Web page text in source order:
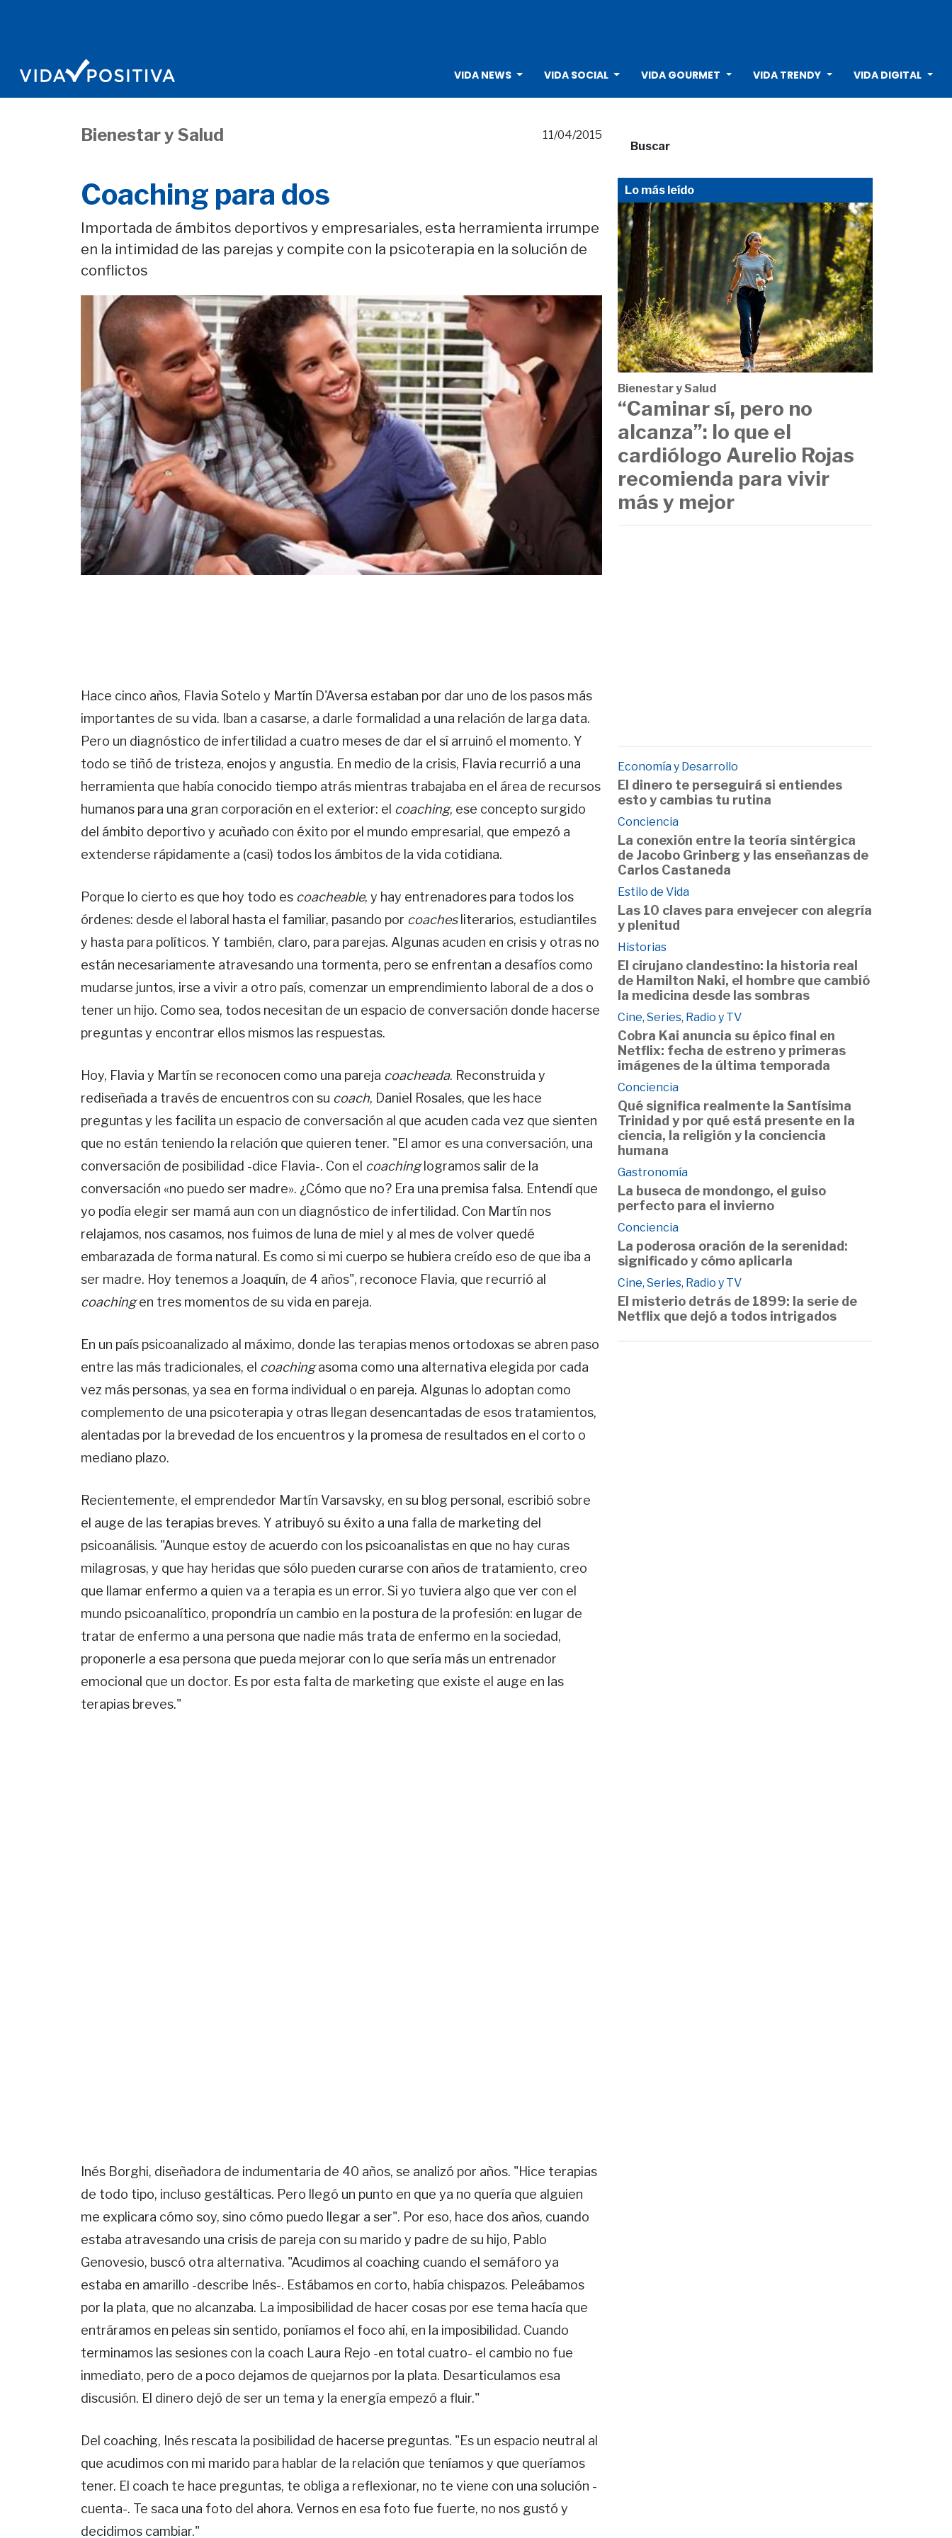
VIDA NEWS VIDA SOCIAL VIDA GOURMET VIDA TRENDY VIDA DIGITAL
Bienestar y Salud 11/04/2015
Coaching para dos
Importada de ámbitos deportivos y empresariales, esta herramienta irrumpe
en la intimidad de las parejas y compite con la psicoterapia en la solución de
conflictos
Hace cinco años, Flavia Sotelo y Martín D'Aversa estaban por dar uno de los pasos más
importantes de su vida. Iban a casarse, a darle formalidad a una relación de larga data.
Pero un diagnóstico de infertilidad a cuatro meses de dar el sí arruinó el momento. Y
todo se tiñó de tristeza, enojos y angustia. En medio de la crisis, Flavia recurrió a una
herramienta que había conocido tiempo atrás mientras trabajaba en el área de recursos
humanos para una gran corporación en el exterior: el coaching, ese concepto surgido
del ámbito deportivo y acuñado con éxito por el mundo empresarial, que empezó a
extenderse rápidamente a (casi) todos los ámbitos de la vida cotidiana.
Porque lo cierto es que hoy todo es coacheable, y hay entrenadores para todos los
órdenes: desde el laboral hasta el familiar, pasando por coaches literarios, estudiantiles
y hasta para políticos. Y también, claro, para parejas. Algunas acuden en crisis y otras no
están necesariamente atravesando una tormenta, pero se enfrentan a desafíos como
mudarse juntos, irse a vivir a otro país, comenzar un emprendimiento laboral de a dos o
tener un hijo. Como sea, todos necesitan de un espacio de conversación donde hacerse
preguntas y encontrar ellos mismos las respuestas.
Hoy, Flavia y Martín se reconocen como una pareja coacheada. Reconstruida y
rediseñada a través de encuentros con su coach, Daniel Rosales, que les hace
preguntas y les facilita un espacio de conversación al que acuden cada vez que sienten
que no están teniendo la relación que quieren tener. "El amor es una conversación, una
conversación de posibilidad -dice Flavia-. Con el coachinglogramos salir de la
conversación «no puedo ser madre». ¿Cómo que no? Era una premisa falsa. Entendí que
yo podía elegir ser mamá aun con un diagnóstico de infertilidad. Con Martín nos
relajamos, nos casamos, nos fuimos de luna de miel y al mes de volver quedé
embarazada de forma natural. Es como si mi cuerpo se hubiera creído eso de que iba a
ser madre. Hoy tenemos a Joaquín, de 4 años", reconoce Flavia, que recurrió al
coachingen tres momentos de su vida en pareja.
En un país psicoanalizado al máximo, donde las terapias menos ortodoxas se abren paso
entre las más tradicionales, el coachingasoma como una alternativa elegida por cada
vez más personas, ya sea en forma individual o en pareja. Algunas lo adoptan como
complemento de una psicoterapia y otras llegan desencantadas de esos tratamientos,
alentadas por la brevedad de los encuentros y la promesa de resultados en el corto o
mediano plazo.
Recientemente, el emprendedor Martín Varsavsky, en su blog personal, escribió sobre
el auge de las terapias breves. Y atribuyó su éxito a una falla de marketing del
psicoanálisis. "Aunque estoy de acuerdo con los psicoanalistas en que no hay curas
milagrosas, y que hay heridas que sólo pueden curarse con años de tratamiento, creo
que llamar enfermo a quien va a terapia es un error. Si yo tuviera algo que ver con el
mundo psicoanalítico, propondría un cambio en la postura de la profesión: en lugar de
tratar de enfermo a una persona que nadie más trata de enfermo en la sociedad,
proponerle a esa persona que pueda mejorar con lo que sería más un entrenador
emocional que un doctor. Es por esta falta de marketing que existe el auge en las
terapias breves."
Inés Borghi, diseñadora de indumentaria de 40 años, se analizó por años. "Hice terapias
de todo tipo, incluso gestálticas. Pero llegó un punto en que ya no quería que alguien
me explicara cómo soy, sino cómo puedo llegar a ser". Por eso, hace dos años, cuando
estaba atravesando una crisis de pareja con su marido y padre de su hijo, Pablo
Genovesio, buscó otra alternativa. "Acudimos al coaching cuando el semáforo ya
estaba en amarillo -describe Inés-. Estábamos en corto, había chispazos. Peleábamos
por la plata, que no alcanzaba. La imposibilidad de hacer cosas por ese tema hacía que
entráramos en peleas sin sentido, poníamos el foco ahí, en la imposibilidad. Cuando
terminamos las sesiones con la coach Laura Rejo -en total cuatro- el cambio no fue
inmediato, pero de a poco dejamos de quejarnos por la plata. Desarticulamos esa
discusión. El dinero dejó de ser un tema y la energía empezó a fluir."
Del coaching, Inés rescata la posibilidad de hacerse preguntas. "Es un espacio neutral al
que acudimos con mi marido para hablar de la relación que teníamos y que queríamos
tener. El coach te hace preguntas, te obliga a reflexionar, no te viene con una solución -
cuenta-. Te saca una foto del ahora. Vernos en esa foto fue fuerte, no nos gustó y
decidimos cambiar."
Buscar
Lo más leído
Bienestar y Salud
“Caminar sí, pero no
alcanza”: lo que el
cardiólogo Aurelio Rojas
recomienda para vivir
más y mejor
Economía y Desarrollo
El dinero te perseguirá si entiendes
esto y cambias tu rutina
Conciencia
La conexión entre la teoría sintérgica
de Jacobo Grinberg y las enseñanzas de
Carlos Castaneda
Estilo de Vida
Las 10 claves para envejecer con alegría
y plenitud
Historias
El cirujano clandestino: la historia real
de Hamilton Naki, el hombre que cambió
la medicina desde las sombras
Cine, Series, Radio y TV
Cobra Kai anuncia su épico final en
Netflix: fecha de estreno y primeras
imágenes de la última temporada
Conciencia
Qué significa realmente la Santísima
Trinidad y por qué está presente en la
ciencia, la religión y la conciencia
humana
Gastronomía
La buseca de mondongo, el guiso
perfecto para el invierno
Conciencia
La poderosa oración de la serenidad:
significado y cómo aplicarla
Cine, Series, Radio y TV
El misterio detrás de 1899: la serie de
Netflix que dejó a todos intrigados